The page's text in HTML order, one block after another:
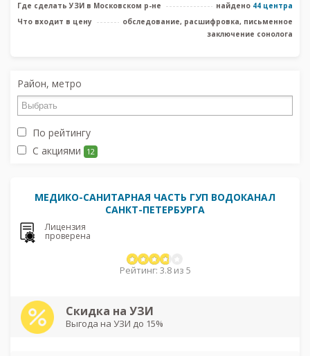
Где сделать УЗИ в Московском р-не
найдено 44 центра
Что входит в цену
обследование, расшифровка, письменное
заключение сонолога
Район, метро
По рейтингу
С акциями
12
МЕДИКО-САНИТАРНАЯ ЧАСТЬ ГУП ВОДОКАНАЛ
САНКТ-ПЕТЕРБУРГА
Лицензия
проверена
Рейтинг: 3.8 из 5
Скидка на УЗИ
Выгода на УЗИ до 15%